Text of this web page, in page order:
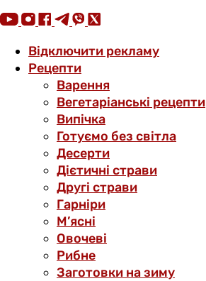
Відключити рекламу
Рецепти
Варення
Вегетаріанські рецепти
Випічка
Готуємо без світла
Десерти
Дієтичні страви
Другі страви
Гарніри
М’ясні
Овочеві
Рибне
Заготовки на зиму